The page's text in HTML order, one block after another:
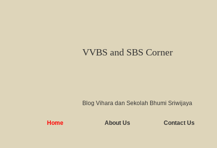
VVBS and SBS Corner
Blog Vihara dan Sekolah Bhumi Sriwijaya
Home About Us Contact Us